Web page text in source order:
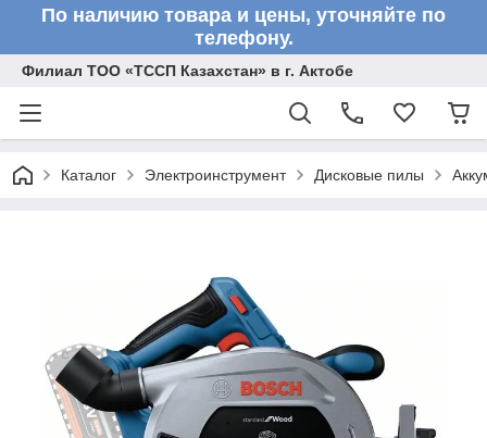
По наличию товара и цены, уточняйте по
телефону.
Филиал ТОО «ТССП Казахстан» в г. Актобе
Каталог Электроинструмент Дисковые пилы